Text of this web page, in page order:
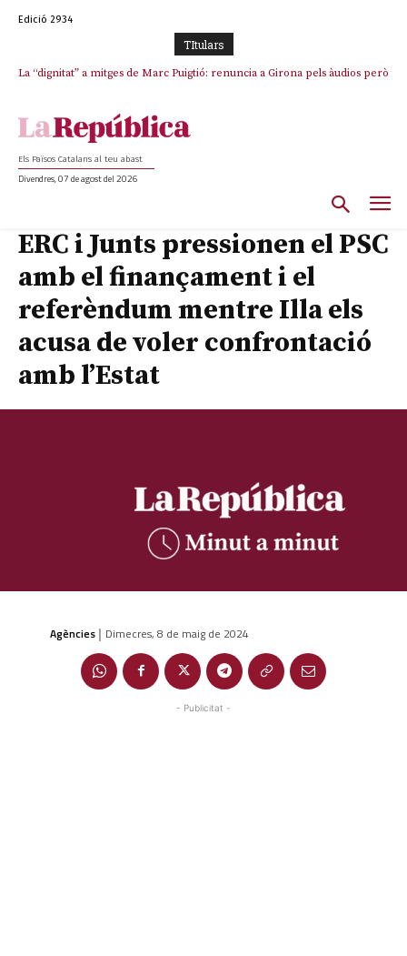
Edició 2934
TItulars
La “dignitat” a mitges de Marc Puigtió: renuncia a Girona pels àudios però
Junts exigeix que Catalunya quedi “fora” del repartiment dels menors
Els Països Catalans al teu abast
Divendres, 07 de agost del 2026
ERC i Junts pressionen el PSC
amb el finançament i el
referèndum mentre Illa els
acusa de voler confrontació
amb l’Estat
Agències | Dimecres, 8 de maig de 2024
- Publicitat -